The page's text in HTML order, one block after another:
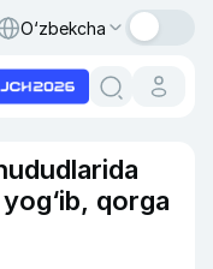
O‘zbekcha
qorga